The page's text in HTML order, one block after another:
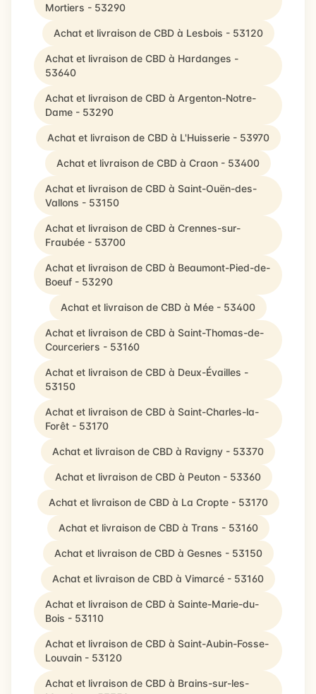
Mortiers - 53290
Achat et livraison de CBD à Lesbois - 53120
Achat et livraison de CBD à Hardanges -
53640
Achat et livraison de CBD à Argenton-Notre-
Dame - 53290
Achat et livraison de CBD à L'Huisserie - 53970
Achat et livraison de CBD à Craon - 53400
Achat et livraison de CBD à Saint-Ouën-des-
Vallons - 53150
Achat et livraison de CBD à Crennes-sur-
Fraubée - 53700
Achat et livraison de CBD à Beaumont-Pied-de-
Boeuf - 53290
Achat et livraison de CBD à Mée - 53400
Achat et livraison de CBD à Saint-Thomas-de-
Courceriers - 53160
Achat et livraison de CBD à Deux-Évailles -
53150
Achat et livraison de CBD à Saint-Charles-la-
Forêt - 53170
Achat et livraison de CBD à Ravigny - 53370
Achat et livraison de CBD à Peuton - 53360
Achat et livraison de CBD à La Cropte - 53170
Achat et livraison de CBD à Trans - 53160
Achat et livraison de CBD à Gesnes - 53150
Achat et livraison de CBD à Vimarcé - 53160
Achat et livraison de CBD à Sainte-Marie-du-
Bois - 53110
Achat et livraison de CBD à Saint-Aubin-Fosse-
Louvain - 53120
Achat et livraison de CBD à Brains-sur-les-